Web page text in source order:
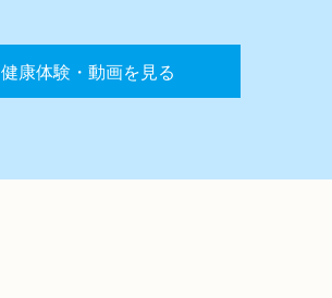
健康体験・動画を見る